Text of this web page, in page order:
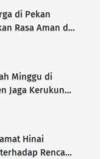
di Pekan
Rasa Aman di
Minggu di
Jaga Kerukunan
Hinai
Rencana